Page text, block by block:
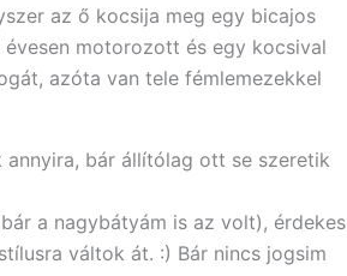
az ő kocsija meg egy bicajos
motorozott és egy kocsival
azóta van tele fémlemezekkel
bár állítólag ott se szeretik
a nagybátyám is az volt), érdekes
váltok át. :) Bár nincs jogsim